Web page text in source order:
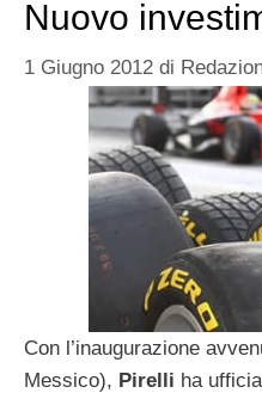
Nuovo
1 Giugno 2012 di
Con l’inaugurazione
Messico), Pirelli ha